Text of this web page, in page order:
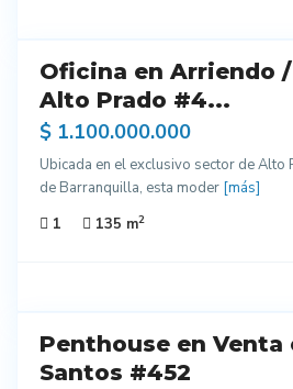
Oficina en Arriendo
Alto Prado #4...
$ 1.100.000.000
Ubicada en el exclusivo sector de Alto
de Barranquilla, esta moder [más]
1
135 m2
Penthouse en Venta
Santos #452